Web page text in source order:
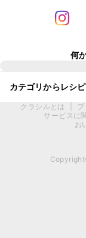
何
カテゴリからレシ
クラシルとは
サービスに
お